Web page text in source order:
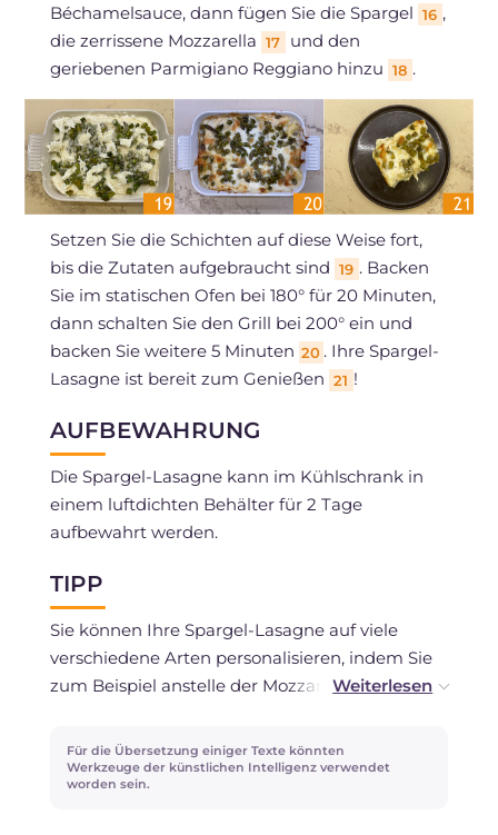
Béchamelsauce, dann fügen Sie die Spargel 16 ,
die zerrissene Mozzarella 17
und den
geriebenen Parmigiano Reggiano hinzu 18 .
Setzen Sie die Schichten auf diese Weise fort,
bis die Zutaten aufgebraucht sind 19 . Backen
Sie im statischen Ofen bei 180° für 20 Minuten,
dann schalten Sie den Grill bei 200° ein und
backen Sie weitere 5 Minuten 20 . Ihre Spargel-
Lasagne ist bereit zum Genießen 21 !
AUFBEWAHRUNG
Die Spargel-Lasagne kann im Kühlschrank in
einem luftdichten Behälter für 2 Tage
aufbewahrt werden.
TIPP
Sie können Ihre Spargel-Lasagne auf viele
verschiedene Arten personalisieren, indem Sie
zum Beispiel anstelle der Mozzarella andere
verwenden.
Für die Übersetzung einiger Texte könnten
Werkzeuge der künstlichen Intelligenz verwendet
worden sein.